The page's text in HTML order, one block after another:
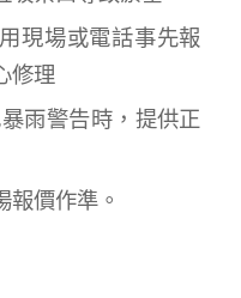
現場或電話事先報
修理
雨警告時，提供正
價作準。